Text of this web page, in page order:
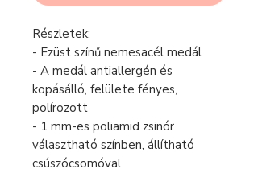
Részletek:
- Ezüst színű nemesacél medál
- A medál antiallergén és
kopásálló, felülete fényes,
polírozott
- 1 mm-es poliamid zsinór
választható színben, állítható
csúszócsomóval